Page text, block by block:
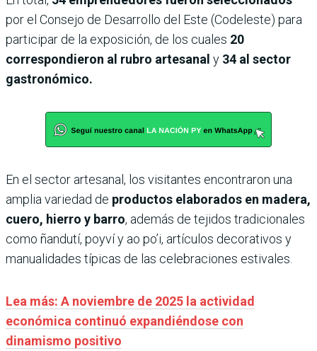
por el Consejo de Desarrollo del Este (Codeleste) para
participar de la exposición, de los cuales 20
correspondieron al rubro artesanal y 34 al sector
gastronómico.
En el sector artesanal, los visitantes encontraron una
amplia variedad de productos elaborados en madera,
cuero, hierro y barro, además de tejidos tradicionales
como ñandutí, poyví y ao po’i, artículos decorativos y
manualidades típicas de las celebraciones estivales.
Lea más: A noviembre de 2025 la actividad
económica continuó expandiéndose con
dinamismo positivo